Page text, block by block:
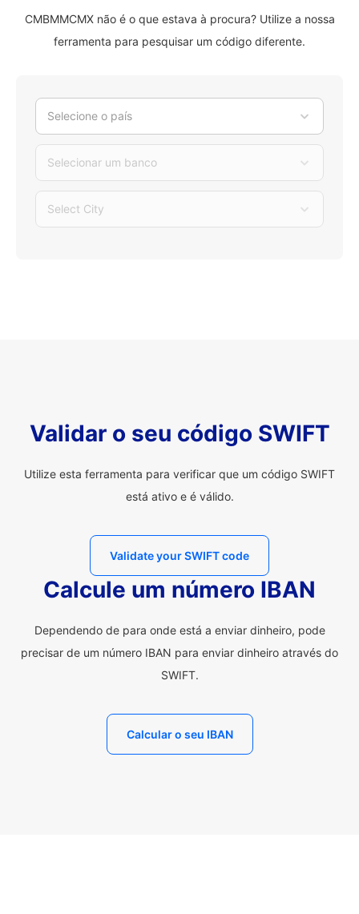
CMBMMCMX não é o que estava à procura? Utilize a nossa
ferramenta para pesquisar um código diferente.
Selecione o país
Selecionar um banco
Select City
Validar o seu código SWIFT
Utilize esta ferramenta para verificar que um código SWIFT
está ativo e é válido.
Validate your SWIFT code
Calcule um número IBAN
Dependendo de para onde está a enviar dinheiro, pode
precisar de um número IBAN para enviar dinheiro através do
SWIFT.
Calcular o seu IBAN